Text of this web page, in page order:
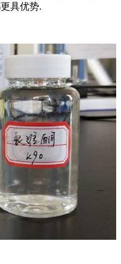
具优势.